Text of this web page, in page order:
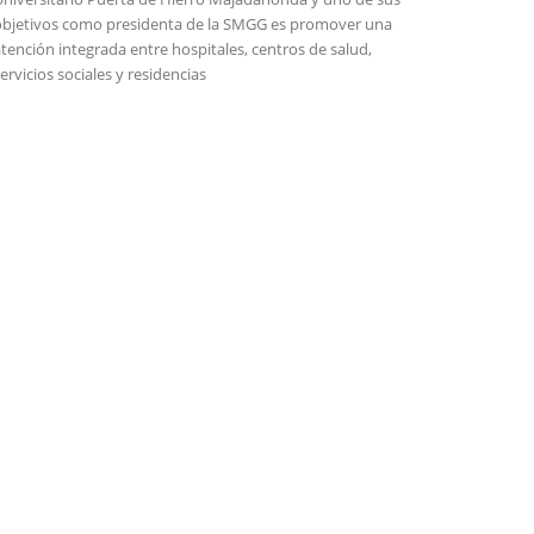
como presidenta de la SMGG es promover una
integrada entre hospitales, centros de salud,
sociales y residencias